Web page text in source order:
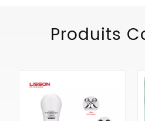
Produits